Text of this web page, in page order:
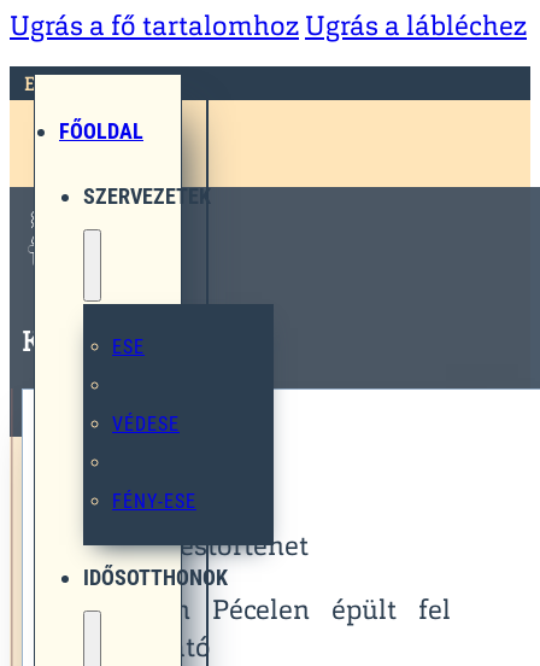
Ugrás a fő tartalomhoz Ugrás a lábléchez
FŐOLDAL
SZERVEZETEK
ESE
VÉDESE
FÉNY-ESE
IDŐSOTTHONOK
ESE
KONYHA
Konyha
Keletkezéstörténet
1998-ban Pécelen épült fel
szolgáltató